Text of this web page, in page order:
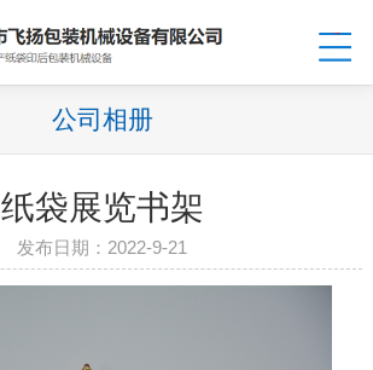
公司相册
纸袋展览书架
发布日期：2022-9-21